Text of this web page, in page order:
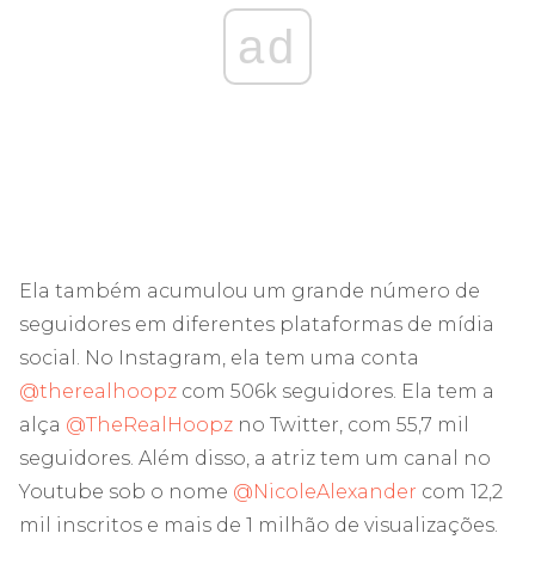
ad
Ela também acumulou um grande número de
seguidores em diferentes plataformas de mídia
social. No Instagram, ela tem uma conta
@therealhoopz com 506k seguidores. Ela tem a
alça @TheRealHoopz no Twitter, com 55,7 mil
seguidores. Além disso, a atriz tem um canal no
Youtube sob o nome @NicoleAlexander com 12,2
mil inscritos e mais de 1 milhão de visualizações.